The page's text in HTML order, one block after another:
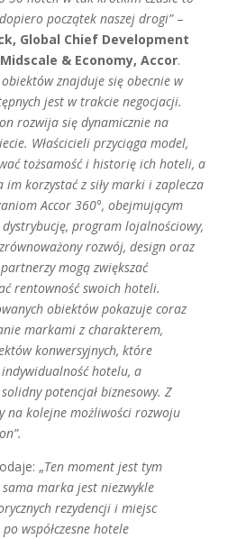
początek naszej drogi”–
Global Chief Development
& Economy, Accor.
znajduje się obecnie w
jest w trakcie negocjacji.
rozwija się dynamicznie na
Właścicieli przyciąga model,
tożsamość i historię ich hoteli, a
im korzystać z siły marki i zaplecza
Accor 360°, obejmującym
program lojalnościowy,
rozwój, design oraz
mogą zwiększać
rentowność swoich hoteli.
obiektów pokazuje coraz
markami z charakterem,
konwersyjnych, które
hotelu, a
potencjał biznesowy. Z
na kolejne możliwości rozwoju
„Ten moment jest tym
marka jest niezwykle
rezydencji i miejsc
współczesne hotele